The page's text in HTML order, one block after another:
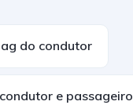
do condutor
e passageiro